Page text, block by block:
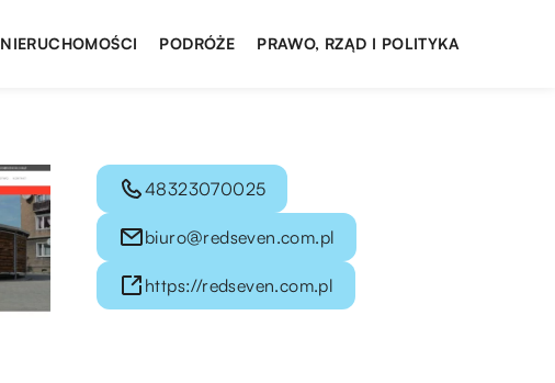
NIERUCHOMOŚCI PODRÓŻE PRAWO, RZĄD I POLITYKA
48323070025
biuro@redseven.com.pl
https://redseven.com.pl